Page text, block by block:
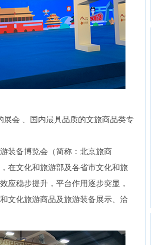
展会 、国内最具品质的文旅商品类专
装备博览会（简称：北京旅商
在文化和旅游部及各省市文化和旅
应稳步提升，平台作用逐步突显，
文化旅游商品及旅游装备展示、洽